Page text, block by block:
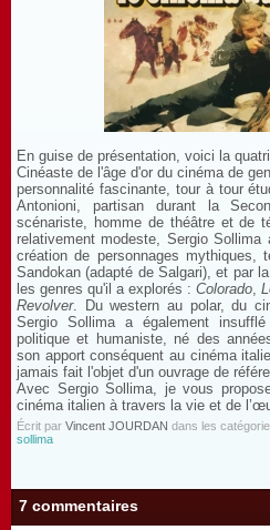
En guise de présentation, voici la
Cinéaste de l'âge d'or du cinéma de
personnalité fascinante, tour à tour
Antonioni, partisan durant la
scénariste, homme de théâtre et de
relativement modeste, Sergio
création de personnages mythiques,
Sandokan (adapté de Salgari), et par
les genres qu'il a explorés : Colorado,
Revolver. Du western au polar, du
Sergio Sollima a également
politique et humaniste, né des
son apport conséquent au cinéma
jamais fait l'objet d'un ouvrage de
Avec Sergio Sollima, je vous
cinéma italien à travers la vie et de
Écrit par Vincent JOURDAN dans les
sollima
7 commentaires